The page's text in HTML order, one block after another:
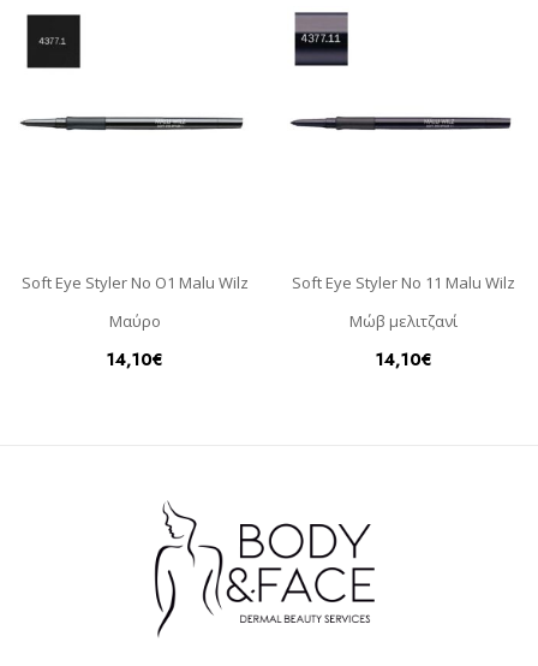
Soft Eye Styler No O1 Malu Wilz
Μαύρο
14,10€
Soft Eye Styler No 11 Malu Wilz
Μώβ μελιτζανί
14,10€